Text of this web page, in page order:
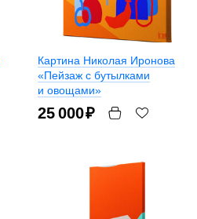
Картина Николая Иронова
«Пейзаж с бутылками
и овощами»
25 000₽